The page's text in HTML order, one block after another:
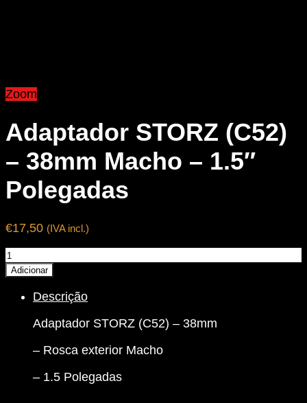
Zoom
Adaptador STORZ (C52)
– 38mm Macho – 1.5″
Polegadas
€17,50 (IVA incl.)
Quantidade
de
STORZ
Macho
Adicionar
Descrição
Adaptador STORZ (C52) – 38mm
– Rosca exterior Macho
– 1.5 Polegadas